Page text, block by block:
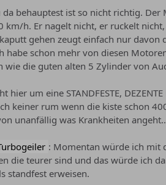
da behauptest ist so nicht richtig.
km/h. Er nagelt nicht, er ruckelt
gehen zeugt einfach nur
habe schon mehr von diesen
wie die guten alten 5 Zylinder von
hier um eine STANDFESTE,
keiner rum wenn die kiste schon
unanfällig was Krankheiten
: Momentan würde ich mit
die teurer sind und das würde ich
standfest erweisen.